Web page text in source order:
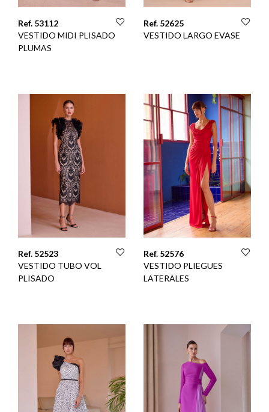
Ref. 53112
VESTIDO MIDI PLISADO
PLUMAS
Ref. 52625
VESTIDO LARGO EVASE
Ref. 52523
VESTIDO TUBO VOL
PLISADO
Ref. 52576
VESTIDO PLIEGUES
LATERALES